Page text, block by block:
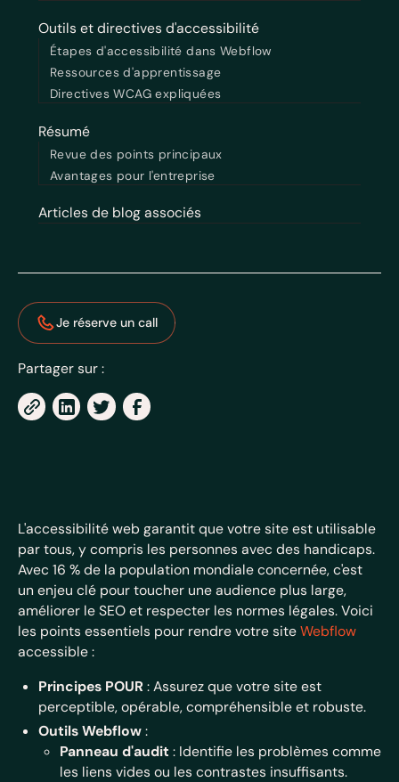
Outils et directives d'accessibilité
Étapes d'accessibilité dans Webflow
Ressources d'apprentissage
Directives WCAG expliquées
Résumé
Revue des points principaux
Avantages pour l'entreprise
Articles de blog associés
Je réserve un call
Partager sur :
L'accessibilité web garantit que votre site est utilisable
par tous, y compris les personnes avec des handicaps.
Avec 16 % de la population mondiale concernée, c'est
un enjeu clé pour toucher une audience plus large,
améliorer le SEO et respecter les normes légales. Voici
les points essentiels pour rendre votre siteWebflow
accessible :
Principes POUR : Assurez que votre site est
perceptible, opérable, compréhensible et robuste.
Outils Webflow:
Panneau d'audit : Identifie les problèmes comme
les liens vides ou les contrastes insuffisants.